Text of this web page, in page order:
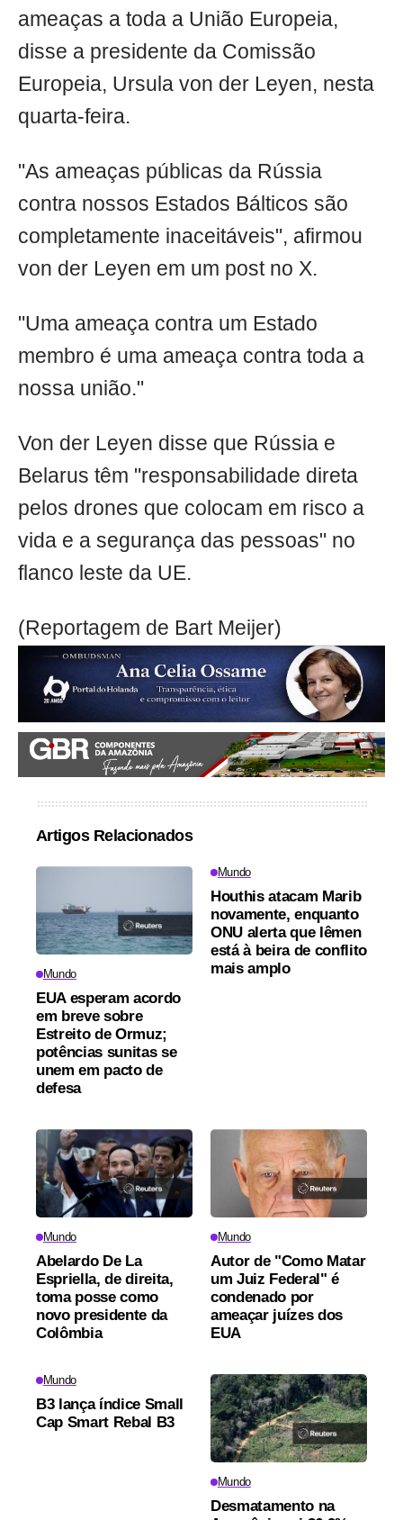
ameaças a toda a União Europeia,
disse a presidente da Comissão
Europeia, Ursula von der Leyen, nesta
quarta-feira.
"As ameaças públicas da Rússia
contra nossos Estados Bálticos são
completamente inaceitáveis", afirmou
von der Leyen em um post no X.
"Uma ameaça contra um Estado
membro é uma ameaça contra toda a
nossa união."
Von der Leyen disse que Rússia e
Belarus têm "responsabilidade direta
pelos drones que colocam em risco a
vida e a segurança das pessoas" no
flanco leste da UE.
(Reportagem de Bart Meijer)
Artigos Relacionados
Mundo
EUA esperam acordo
em breve sobre
Estreito de Ormuz;
potências sunitas se
unem em pacto de
defesa
Mundo
Houthis atacam Marib
novamente, enquanto
ONU alerta que Iêmen
está à beira de conflito
mais amplo
Mundo
Abelardo De La
Espriella, de direita,
toma posse como
novo presidente da
Colômbia
Mundo
Autor de "Como Matar
um Juiz Federal" é
condenado por
ameaçar juízes dos
EUA
Mundo
B3 lança índice Small
Cap Smart Rebal B3
Mundo
Desmatamento na